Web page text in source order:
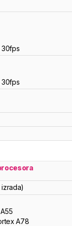
30fps
30fps
izrada)
A55
A78